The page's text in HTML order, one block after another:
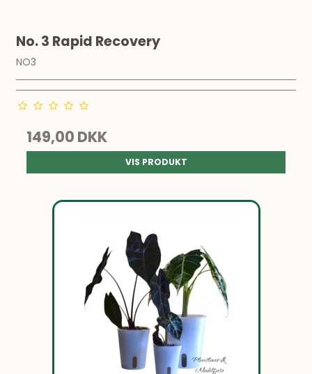
No. 3 Rapid Recovery
NO3
149,00 DKK
VIS PRODUKT